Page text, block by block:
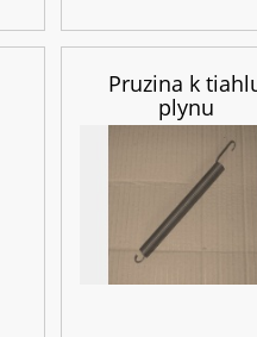
Pruzina k
plynu